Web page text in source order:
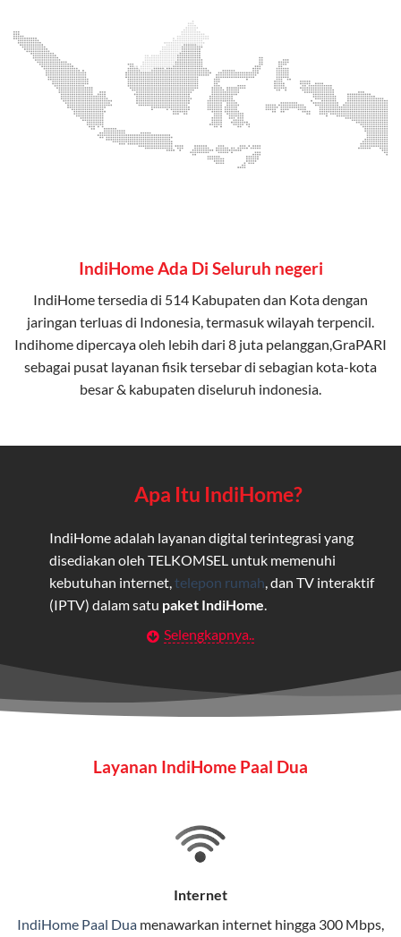
IndiHome Ada Di Seluruh negeri
IndiHome tersedia di 514 Kabupaten dan Kota dengan
jaringan terluas di Indonesia, termasuk wilayah terpencil.
Indihome dipercaya oleh lebih dari 8 juta pelanggan,GraPARI
sebagai pusat layanan fisik tersebar di sebagian kota-kota
besar & kabupaten diseluruh indonesia.
Apa Itu IndiHome?
IndiHome adalah layanan digital terintegrasi yang
disediakan oleh TELKOMSEL untuk memenuhi
kebutuhan internet, telepon rumah , dan TV interaktif
(IPTV) dalam satu paket IndiHome
Layanan Wifi Indihome ini dirancang untuk
maupun individu yang membutuhkan konektivitas dan
hiburan berkualitas tinggi.
pengguna rumah dan bisnis.
stabil, dan memiliki berbagai pilihan paket IndiHome
Selengkapnya..
Layanan IndiHome Paal Dua
Internet
IndiHome Paal Dua menawarkan internet hingga 300 Mbps,